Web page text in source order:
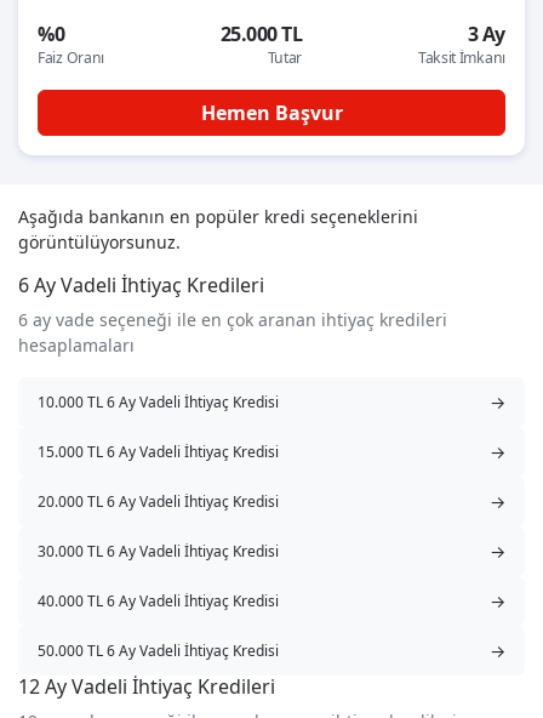
%0
Faiz Oranı
25.000 TL
Tutar
3 Ay
Taksit İmkanı
Hemen Başvur
Aşağıda bankanın en popüler kredi seçeneklerini
görüntülüyorsunuz.
6 Ay Vadeli İhtiyaç Kredileri
6 ay vade seçeneği ile en çok aranan ihtiyaç kredileri
hesaplamaları
10.000 TL 6 Ay Vadeli İhtiyaç Kredisi →
15.000 TL 6 Ay Vadeli İhtiyaç Kredisi →
20.000 TL 6 Ay Vadeli İhtiyaç Kredisi →
30.000 TL 6 Ay Vadeli İhtiyaç Kredisi →
40.000 TL 6 Ay Vadeli İhtiyaç Kredisi →
50.000 TL 6 Ay Vadeli İhtiyaç Kredisi →
12 Ay Vadeli İhtiyaç Kredileri